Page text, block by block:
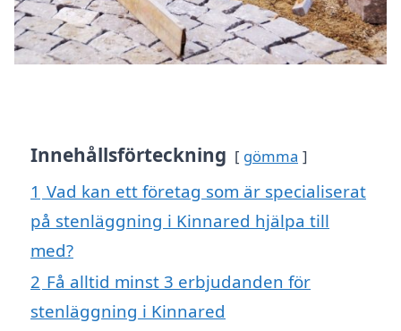
Innehållsförteckning gömma
1 Vad kan ett företag som är specialiserat
på stenläggning i Kinnared hjälpa till
med?
2 Få alltid minst 3 erbjudanden för
stenläggning i Kinnared